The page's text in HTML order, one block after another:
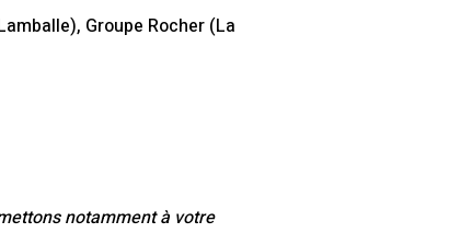
Groupe Rocher (La
notamment à votre